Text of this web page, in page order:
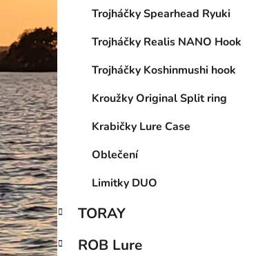
Trojháčky Spearhead Ryuki
Trojháčky Realis NANO Hook
Trojháčky Koshinmushi hook
Kroužky Original Split ring
Krabičky Lure Case
Oblečení
Limitky DUO
TORAY
ROB Lure